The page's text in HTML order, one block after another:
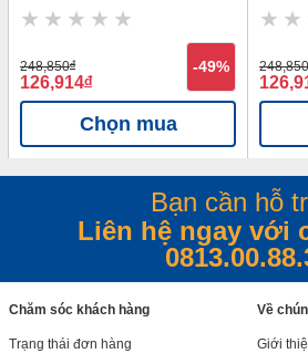
Philips 59449 MESON 9W
248,850đ
126,914đ
-49%
Chọn mua
248,850
Bạn cần hỗ
Liên hệ ngay với
Chăm sóc khách hàng
Trạng thái đơn hàng
Về
Giới